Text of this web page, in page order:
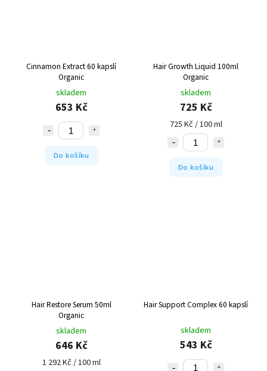
Cinnamon Extract 60 kapslí
Organic
skladem
653 Kč
Do košíku
Hair Growth Liquid 100ml
Organic
skladem
725 Kč
725 Kč / 100 ml
Do košíku
Hair Restore Serum 50ml
Organic
skladem
646 Kč
1 292 Kč / 100 ml
Hair Support Complex 60 kapslí
skladem
543 Kč